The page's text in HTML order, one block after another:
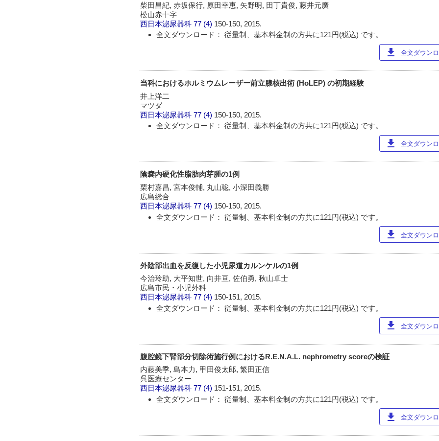
柴田昌紀, 赤坂保行, 原田幸恵, 矢野明, 田丁貴俊, 藤井元廣
松山赤十字
西日本泌尿器科 77 (4) 150-150, 2015.
全文ダウンロード： 従量制、基本料金制の方共に121円(税込) です。
download 全文ダウン
当科におけるホルミウムレーザー前立腺核出術 (HoLEP) の初期経験
井上洋二
マツダ
西日本泌尿器科 77 (4) 150-150, 2015.
全文ダウンロード： 従量制、基本料金制の方共に121円(税込) です。
download 全文ダウン
陰嚢内硬化性脂肪肉芽腫の1例
栗村嘉昌, 宮本俊輔, 丸山聡, 小深田義勝
広島総合
西日本泌尿器科 77 (4) 150-150, 2015.
全文ダウンロード： 従量制、基本料金制の方共に121円(税込) です。
download 全文ダウン
外陰部出血を反復した小児尿道カルンケルの1例
今治玲助, 大平知世, 向井亘, 佐伯勇, 秋山卓士
広島市民・小児外科
西日本泌尿器科 77 (4) 150-151, 2015.
全文ダウンロード： 従量制、基本料金制の方共に121円(税込) です。
download 全文ダウン
腹腔鏡下腎部分切除術施行例におけるR.E.N.A.L. nephrometry scoreの検証
内藤美季, 島本力, 甲田俊太郎, 繁田正信
呉医療センター
西日本泌尿器科 77 (4) 151-151, 2015.
全文ダウンロード： 従量制、基本料金制の方共に121円(税込) です。
download 全文ダウン